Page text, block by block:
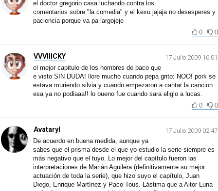
el doctor gregorio casa luchando contra los
comentarios sobre "la comedia" y el kexu jajaja no desesperes y
paciencia porque va pa largojeje
0
0
VVVIIICKY
17 Julio 2009 16:01
el mejor capitulo de los hombres de paco que
e visto SIN DUDA! llore mucho cuando pepa grito: NOO! pork se
estava muriendo silvia y cuando empezaron a cantar la cancion
esa ya no podiaaa!! lo bueno fue cuando sara eligio a lucas.
0
0
Avataryl
17 Julio 2009 02:47
De acuerdo en buena medida, aunque ya
sabes que el prisma desde el que yo estudio la serie siempre es
más negativo que el tuyo. Lo mejor del capítulo fueron las
interpretaciones de Marián Aguilera (definitivamente su mejor
actuación de toda la serie), que hizo suyo el capítulo, Juan
Diego, Enrique Martínez y Paco Tous. Lástima que a Aitor Luna